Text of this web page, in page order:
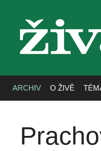
živa
ARCHIV O ŽIVĚ